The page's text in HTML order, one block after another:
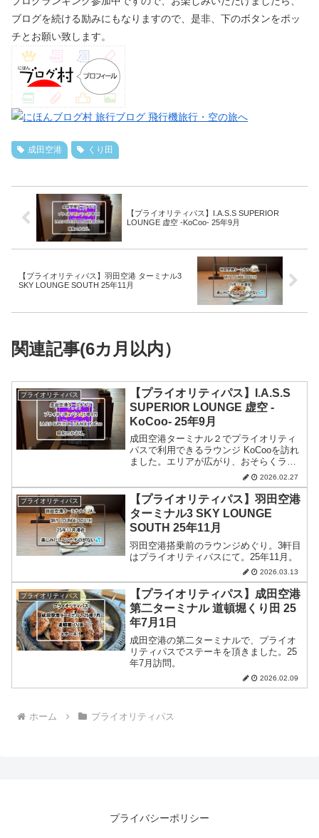
ブログを続ける励みにもなりますので、是非、下のボタンをポッ
チとお願い致します。
成田空港 くり田
【プライオリティパス】I.A.S.S SUPERIOR
LOUNGE 虚空 -KoCoo- 25年9月
【プライオリティパス】羽田空港 ターミナル3
SKY LOUNGE SOUTH 25年11月
関連記事(6カ月以内）
プライオリティパス
【プライオリティパス】I.A.S.S
SUPERIOR LOUNGE 虚空 -
KoCoo- 25年9月
成田空港ターミナル２でプライオリティ
パスで利用できるラウンジ KoCooを訪れ
ました。エリアが広がり、おそらくラウ
ンジの完成形になったと思います。25年9
月。
2026.02.27
プライオリティパス
【プライオリティパス】羽田空港
ターミナル3 SKY LOUNGE
SOUTH 25年11月
羽田空港搭乗前のラウンジめぐり。3軒目
はプライオリティパスにて。25年11月。
2026.03.13
プライオリティパス
【プライオリティパス】成田空港
第二ターミナル 道頓堀くり田 25
年7月1日
成田空港の第二ターミナルで、プライオ
リティパスでステーキを頂きました。25
年7月訪問。
2026.02.09
ホーム プライオリティパス
プライバシーポリシー